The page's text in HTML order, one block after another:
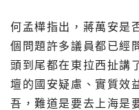
何孟樺指出，蔣萬安是
個問題許多議員都已經
頭到尾都在東拉西扯講
壇的國安疑慮、實質效
吾，難道是要去上海是